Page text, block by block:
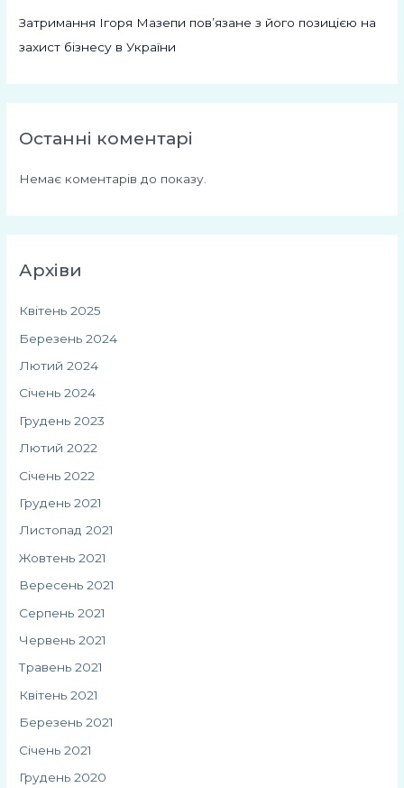
Затримання Ігоря Мазепи пов’язане з його позицією на
захист бізнесу в України
Останні коментарі
Немає коментарів до показу.
Архіви
Квітень 2025
Березень 2024
Лютий 2024
Січень 2024
Грудень 2023
Лютий 2022
Січень 2022
Грудень 2021
Листопад 2021
Жовтень 2021
Вересень 2021
Серпень 2021
Червень 2021
Травень 2021
Квітень 2021
Березень 2021
Січень 2021
Грудень 2020